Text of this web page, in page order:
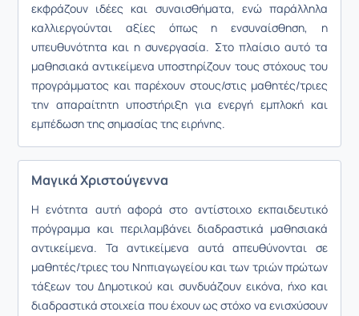
εκφράζουν ιδέες και συναισθήματα, ενώ παράλληλα
καλλιεργούνται αξίες όπως η ενσυναίσθηση, η
υπευθυνότητα και η συνεργασία. Στο πλαίσιο αυτό τα
μαθησιακά αντικείμενα υποστηρίζουν τους στόχους του
προγράμματος και παρέχουν στους/στις μαθητές/τριες
την απαραίτητη υποστήριξη για ενεργή εμπλοκή και
εμπέδωση της σημασίας της ειρήνης.
Μαγικά Χριστούγεννα
Η ενότητα αυτή αφορά στο αντίστοιχο εκπαιδευτικό
πρόγραμμα και περιλαμβάνει διαδραστικά μαθησιακά
αντικείμενα. Τα αντικείμενα αυτά απευθύνονται σε
μαθητές/τριες του Νηπιαγωγείου και των τριών πρώτων
τάξεων του Δημοτικού και συνδυάζουν εικόνα, ήχο και
διαδραστικά στοιχεία που έχουν ως στόχο να ενισχύσουν